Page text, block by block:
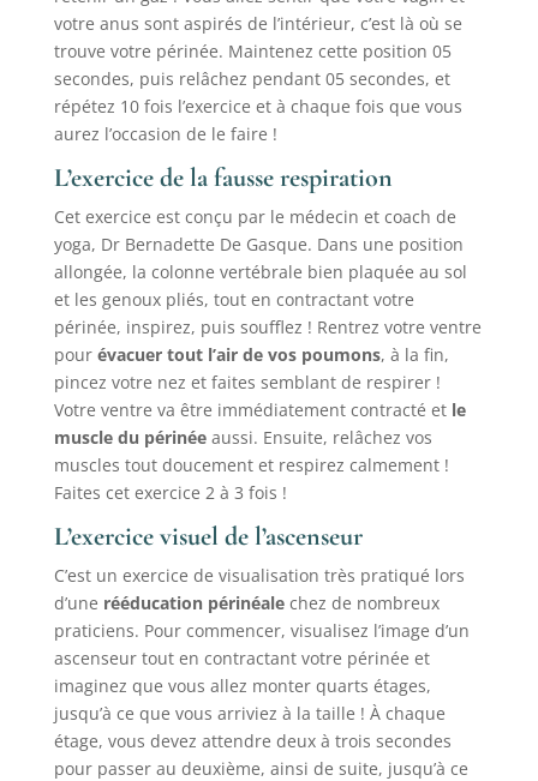
votre anus sont aspirés de l’intérieur, c’est là où se
trouve votre périnée. Maintenez cette position 05
secondes, puis relâchez pendant 05 secondes, et
répétez 10 fois l’exercice et à chaque fois que vous
aurez l’occasion de le faire !
L’exercice de la fausse respiration
Cet exercice est conçu par le médecin et coach de
yoga, Dr Bernadette De Gasque. Dans une position
allongée, la colonne vertébrale bien plaquée au sol
et les genoux pliés, tout en contractant votre
périnée, inspirez, puis soufflez ! Rentrez votre ventre
pourévacuer tout l’air de vos poumons, à la fin,
pincez votre nez et faites semblant de respirer !
Votre ventre va être immédiatement contracté et le
muscle du périnéeaussi. Ensuite, relâchez vos
muscles tout doucement et respirez calmement !
Faites cet exercice 2 à 3 fois !
L’exercice visuel de l’ascenseur
C’est un exercice de visualisation très pratiqué lors
d’une rééducation périnéale chez de nombreux
praticiens. Pour commencer, visualisez l’image d’un
ascenseur tout en contractant votre périnée et
imaginez que vous allez monter quarts étages,
jusqu’à ce que vous arriviez à la taille ! À chaque
étage, vous devez attendre deux à trois secondes
pour passer au deuxième, ainsi de suite, jusqu’à ce